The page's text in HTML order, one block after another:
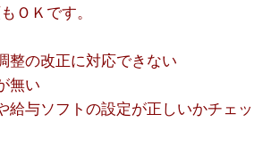
ＯＫです。
整の改正に対応できない
無い
給与ソフトの設定が正しいかチェッ